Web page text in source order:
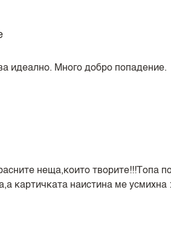
идеално. Много добро попадение.
неща,които творите!!!Топа
картичката наистина ме усмихна